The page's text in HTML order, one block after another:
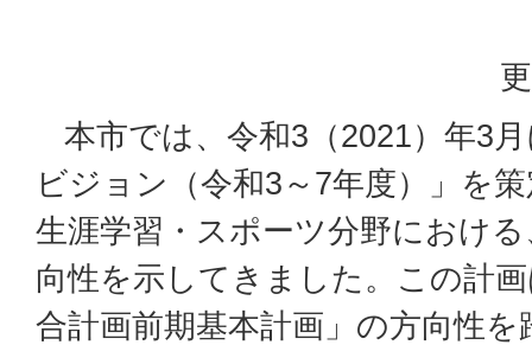
本市では、令和3（2021）年3
ビジョン（令和3～7年度）」を
生涯学習・スポーツ分野におけ
向性を示してきました。この計
合計画前期基本計画」の方向性